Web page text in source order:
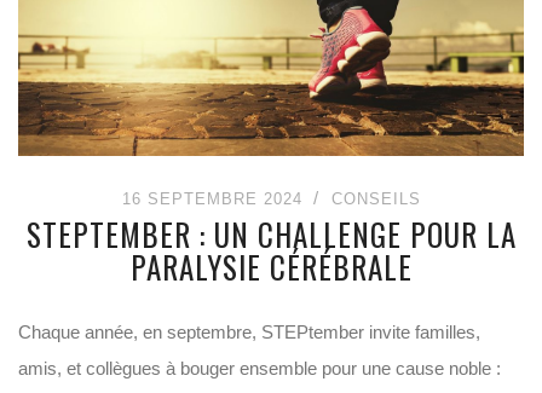
16 SEPTEMBRE 2024 CONSEILS
STEPTEMBER : UN CHALLENGE POUR LA
PARALYSIE CÉRÉBRALE
Chaque année, en septembre, STEPtember invite familles,
amis, et collègues à bouger ensemble pour une cause noble :